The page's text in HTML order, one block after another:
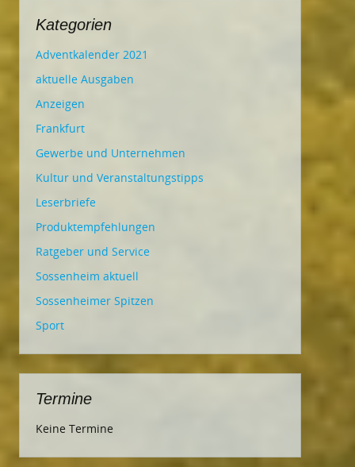
Kategorien
Adventkalender 2021
aktuelle Ausgaben
Anzeigen
Frankfurt
Gewerbe und Unternehmen
Kultur und Veranstaltungstipps
Leserbriefe
Produktempfehlungen
Ratgeber und Service
Sossenheim aktuell
Sossenheimer Spitzen
Sport
Termine
Keine Termine